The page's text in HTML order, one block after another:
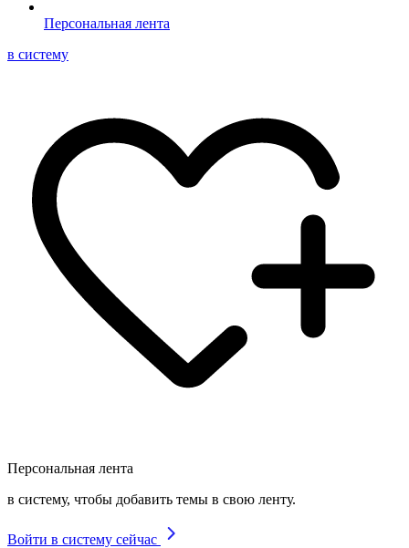
Персональная лента
в систему
Персональная лента
в систему, чтобы добавить темы в свою ленту.
Войти в систему сейчас